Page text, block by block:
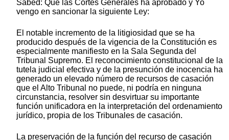
Sabed: Que las Cortes Generales ha aprobado y Yo
vengo en sancionar la siguiente Ley:
El notable incremento de la litigiosidad que se ha
producido después de la vigencia de la Constitución es
especialmente manifiesto en la Sala Segunda del
Tribunal Supremo. El reconocimiento constitucional de la
tutela judicial efectiva y de la presunción de inocencia ha
generado un elevado número de recursos de casación
que el Alto Tribunal no puede, ni podría en ninguna
circunstancia, resolver sin desvirtuar su importante
función unificadora en la interpretación del ordenamiento
jurídico, propia de los Tribunales de casación.
La preservación de la función del recurso de casación